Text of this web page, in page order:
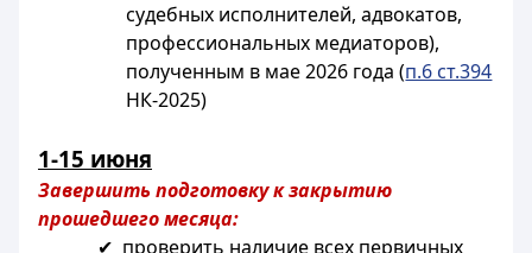
судебных исполнителей, адвокатов,
профессиональных медиаторов),
полученным в мае 2026 года (п.6 ст.394
НК-2025)
1-15 июня
Завершить подготовку к закрытию
прошедшего месяца:
✔ проверить наличие всех первичных